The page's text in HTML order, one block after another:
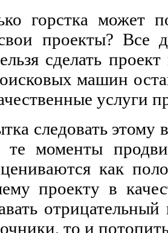
горстка может
свои проекты?
сделать
машин
услуги
следовать этому
моменты
как
проекту в
то и